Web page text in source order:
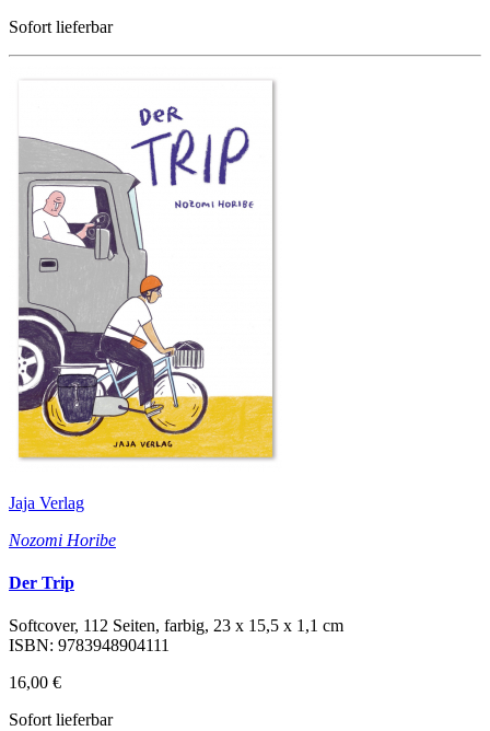
Sofort lieferbar
Jaja Verlag
Nozomi Horibe
Der Trip
Softcover, 112 Seiten, farbig, 23 x 15,5 x 1,1 cm
ISBN: 9783948904111
16,00 €
Sofort lieferbar